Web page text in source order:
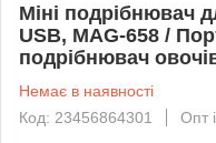
Міні подрібнювач
USB, MAG-658 /
подрібнювач
Немає в наявності
Код: 23456864301
Опт